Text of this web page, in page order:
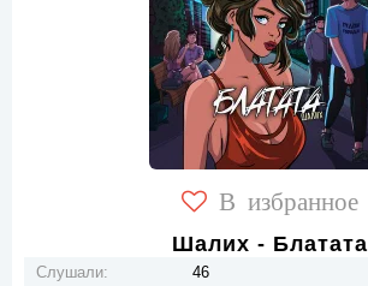
В избранное
Шалих - Блатата
Слушали:
46